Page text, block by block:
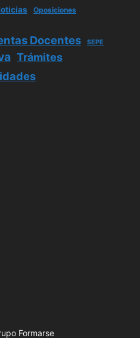
Oposiciones
Docentes SEPE
Trámites
Formarse